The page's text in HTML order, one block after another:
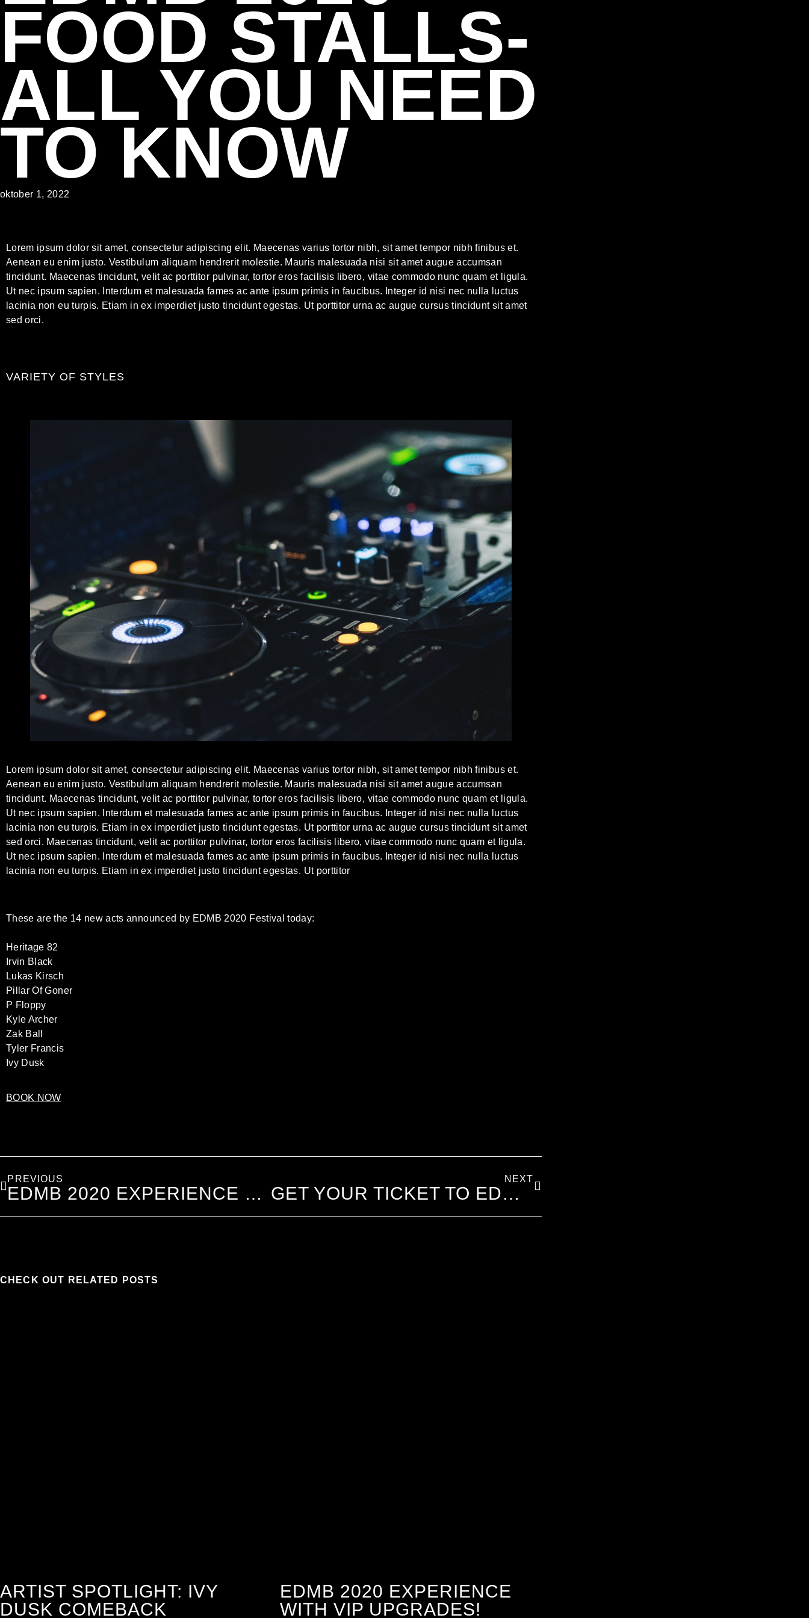
FOOD STALLS-
ALL YOU NEED
TO KNOW
oktober 1, 2022
Lorem ipsum dolor sit amet, consectetur adipiscing elit. Maecenas varius tortor nibh, sit amet tempor nibh finibus et.
Aenean eu enim justo. Vestibulum aliquam hendrerit molestie. Mauris malesuada nisi sit amet augue accumsan
tincidunt. Maecenas tincidunt, velit ac porttitor pulvinar, tortor eros facilisis libero, vitae commodo nunc quam et ligula.
Ut nec ipsum sapien. Interdum et malesuada fames ac ante ipsum primis in faucibus. Integer id nisi nec nulla luctus
lacinia non eu turpis. Etiam in ex imperdiet justo tincidunt egestas. Ut porttitor urna ac augue cursus tincidunt sit amet
sed orci.
VARIETY OF STYLES
Lorem ipsum dolor sit amet, consectetur adipiscing elit. Maecenas varius tortor nibh, sit amet tempor nibh finibus et.
Aenean eu enim justo. Vestibulum aliquam hendrerit molestie. Mauris malesuada nisi sit amet augue accumsan
tincidunt. Maecenas tincidunt, velit ac porttitor pulvinar, tortor eros facilisis libero, vitae commodo nunc quam et ligula.
Ut nec ipsum sapien. Interdum et malesuada fames ac ante ipsum primis in faucibus. Integer id nisi nec nulla luctus
lacinia non eu turpis. Etiam in ex imperdiet justo tincidunt egestas. Ut porttitor urna ac augue cursus tincidunt sit amet
sed orci. Maecenas tincidunt, velit ac porttitor pulvinar, tortor eros facilisis libero, vitae commodo nunc quam et ligula.
Ut nec ipsum sapien. Interdum et malesuada fames ac ante ipsum primis in faucibus. Integer id nisi nec nulla luctus
lacinia non eu turpis. Etiam in ex imperdiet justo tincidunt egestas. Ut porttitor
These are the 14 new acts announced by EDMB 2020 Festival today:
Heritage 82
Irvin Black
Lukas Kirsch
Pillar Of Goner
P Floppy
Kyle Archer
Zak Ball
Tyler Francis
Ivy Dusk
BOOK NOW
PREVIOUS
EDMB 2020 EXPERIENCE WITH VIP UPGRADES!
NEXT
GET YOUR TICKET TO EDMB FESTIVAL 2020
CHECK OUT RELATED POSTS
ARTIST SPOTLIGHT: IVY
DUSK COMEBACK
EDMB 2020 EXPERIENCE
WITH VIP UPGRADES!